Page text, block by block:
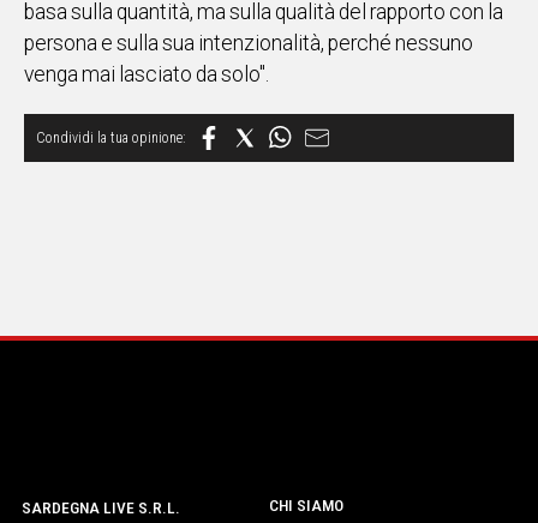
basa sulla quantità, ma sulla qualità del rapporto con la
persona e sulla sua intenzionalità, perché nessuno
venga mai lasciato da solo".
SARDEGNA LIVE S.R.L.
CHI SIAMO